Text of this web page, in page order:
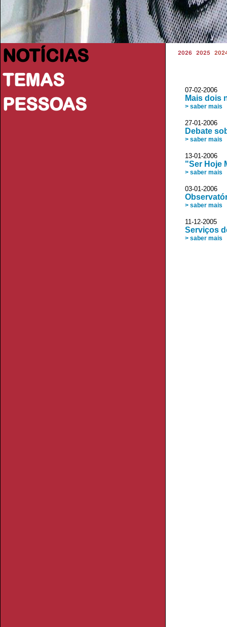
NOTÍCIAS
TEMAS
PESSOAS
2026 2025
07-02-
Mais dois
> saber mais
27-01-2006
Debate
> saber mais
13-01-2006
"Ser Hoje
> saber mais
03-01-2006
> saber mais
11-12-2005
Serviços
> saber mais